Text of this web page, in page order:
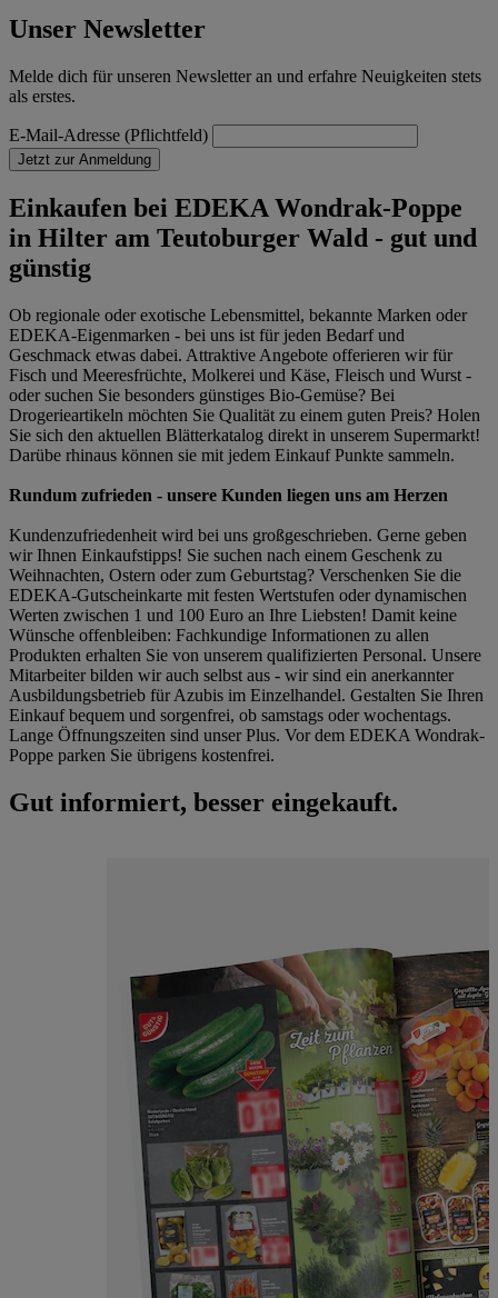
Unser Newsletter
Melde dich für unseren Newsletter an und erfahre Neuigkeiten stets
als erstes.
E-Mail-Adresse (Pflichtfeld)
Jetzt zur Anmeldung
Einkaufen bei EDEKA Wondrak-Poppe
in Hilter am Teutoburger Wald - gut und
günstig
Ob regionale oder exotische Lebensmittel, bekannte Marken oder
EDEKA-Eigenmarken - bei uns ist für jeden Bedarf und
Geschmack etwas dabei. Attraktive Angebote offerieren wir für
Fisch und Meeresfrüchte, Molkerei und Käse, Fleisch und Wurst -
oder suchen Sie besonders günstiges Bio-Gemüse? Bei
Drogerieartikeln möchten Sie Qualität zu einem guten Preis? Holen
Sie sich den aktuellen Blätterkatalog direkt in unserem Supermarkt!
Darübe rhinaus können sie mit jedem Einkauf Punkte sammeln.
Rundum zufrieden - unsere Kunden liegen uns am Herzen
Kundenzufriedenheit wird bei uns großgeschrieben. Gerne geben
wir Ihnen Einkaufstipps! Sie suchen nach einem Geschenk zu
Weihnachten, Ostern oder zum Geburtstag? Verschenken Sie die
EDEKA-Gutscheinkarte mit festen Wertstufen oder dynamischen
Werten zwischen 1 und 100 Euro an Ihre Liebsten! Damit keine
Wünsche offenbleiben: Fachkundige Informationen zu allen
Produkten erhalten Sie von unserem qualifizierten Personal. Unsere
Mitarbeiter bilden wir auch selbst aus - wir sind ein anerkannter
Ausbildungsbetrieb für Azubis im Einzelhandel. Gestalten Sie Ihren
Einkauf bequem und sorgenfrei, ob samstags oder wochentags.
Lange Öffnungszeiten sind unser Plus. Vor dem EDEKA Wondrak-
Poppe parken Sie übrigens kostenfrei.
Gut informiert, besser eingekauft.